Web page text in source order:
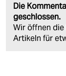
Die
geschlossen.
Wir öffnen
Artikeln für